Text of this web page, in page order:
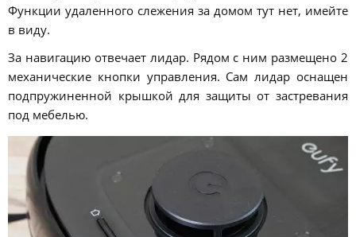
Функции удаленного слежения за домом тут нет, имейте
в виду.
За навигацию отвечает лидар. Рядом с ним размещено 2
механические кнопки управления. Сам лидар оснащен
подпружиненной крышкой для защиты от застревания
под мебелью.